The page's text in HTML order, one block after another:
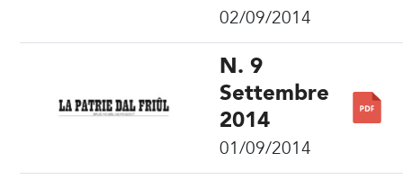
02/09/2014
N. 9
Settembre
2014
01/09/2014